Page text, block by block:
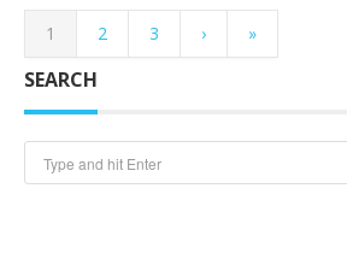
1 2 3 › »
SEARCH